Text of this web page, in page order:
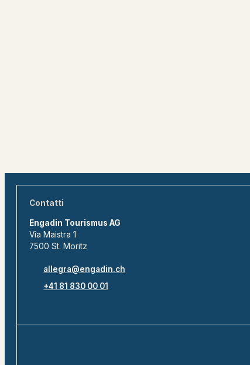
Contatti
Engadin Tourismus AG
Via Maistra 1
7500 St. Moritz
allegra@engadin.ch
+41 81 830 00 01